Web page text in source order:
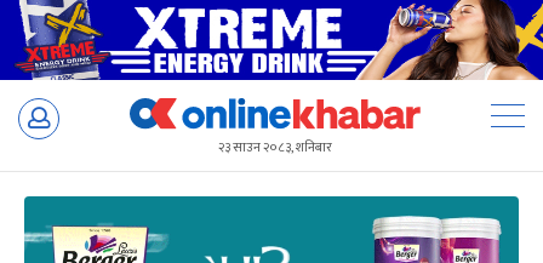
Skip
२३ साउन २०८३, शनिबार